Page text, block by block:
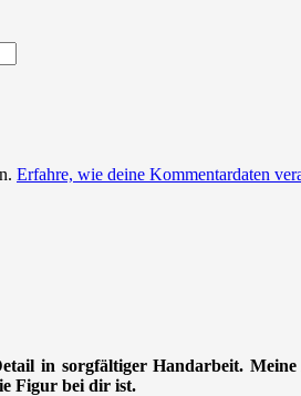
Erfahre, wie deine Kommentardaten
in sorgfältiger Handarbeit.
Figur bei dir ist.